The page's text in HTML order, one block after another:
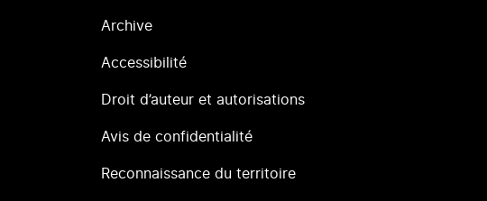
Archive
Accessibilité
Droit d’auteur et autorisations
Avis de confidentialité
Reconnaissance du territoire